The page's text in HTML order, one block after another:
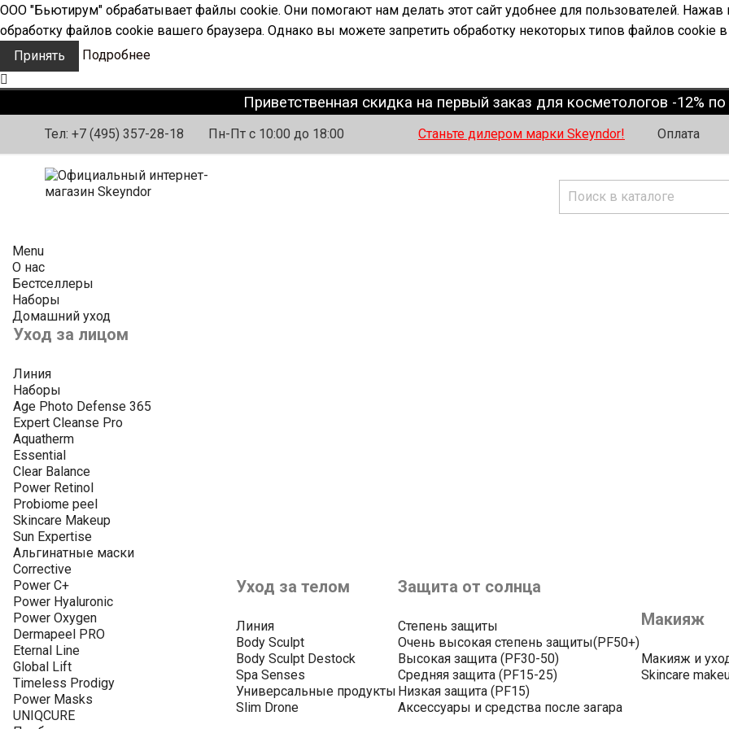
ООО "Бьютирум" обрабатывает файлы cookie. Они помогают нам делать этот сайт удобнее для пользователей.
обработку файлов cookie вашего браузера. Однако вы можете запретить обработку некоторых типов файлов cookie в
Принять
Подробнее
Приветственная скидка на первый заказ для косметологов -12%
Тел: +7 (495) 357-28-18 Пн-Пт с 10:00 до 18:00 Станьте дилером марки Skeyndor! Оплата
Menu
О нас
Бестселлеры
Наборы
Домашний уход
Уход за лицом
Линия
Наборы
Age Photo Defense 365
Expert Cleanse Pro
Aquatherm
Essential
Clear Balance
Power Retinol
Probiome peel
Skincare Makeup
Sun Expertise
Альгинатные маски
Corrective
Power C+
Power Hyaluronic
Power Oxygen
Dermapeel PRO
Eternal Line
Global Lift
Timeless Prodigy
Power Masks
UNIQCURE
Уход за телом
Линия
Body Sculpt
Body Sculpt Destock
Spa Senses
Универсальные продукты
Slim Drone
Защита от солнца
Степень защиты
Очень высокая степень защиты(PF50+)
Высокая защита (PF30-50)
Средняя защита (PF15-25)
Низкая защита (PF15)
Аксессуары и средства после загара
Макияж
Макияж и
Skincare